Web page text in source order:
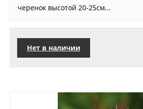
черенок высотой 20-25см...
Нет в наличии